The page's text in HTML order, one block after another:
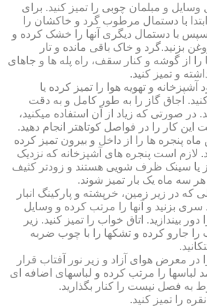
و مبلمان چوبی را تمیز کنید. برای
ابتدا با دستمال مرطوب گرد و خاک‏شان را
با دستمال دیگری آنها را خشک کرده و
بزنید.گرد و خاک باقی مانده و تار
را از گوشه و کنار سقف، راه پله‏ ها و جاهای
و تمیز کنید.
آشپزخانه و تهویه هوا را تمیز کرده یا
اجاق گاز را به طور کامل و به دقت
در صورتی که زیاد از آن استفاده می‏کنید،
این کار را در فواصل کوتاه‏تر انجام دهید.
پنجره‏ ها را از داخل و بیرون تمیز کرده
لازم است پنجره‏ های آشپزخانه که نزدیک
یا سینک ظرف شویی هستند و زودتر کثیف
سه ماه یک بار تمیز شوند.
که در زیر زمین، خرپشته و پارکینگ انبار
سری بزنید و آنها را مرتب کرده و وسایل
دور بیندازید. اتاق خواب را تمیز کنید. زیر
را جارو کرده و تشک‏ها را با چوب ضربه
در معرض هوای آزاد و زیر نور آفتاب قرار
لباس‏ها را مرتب کرده و لباس‏های اضافه ای
به فصل نیست را کنار بگذارید.
را تمیز کنید.